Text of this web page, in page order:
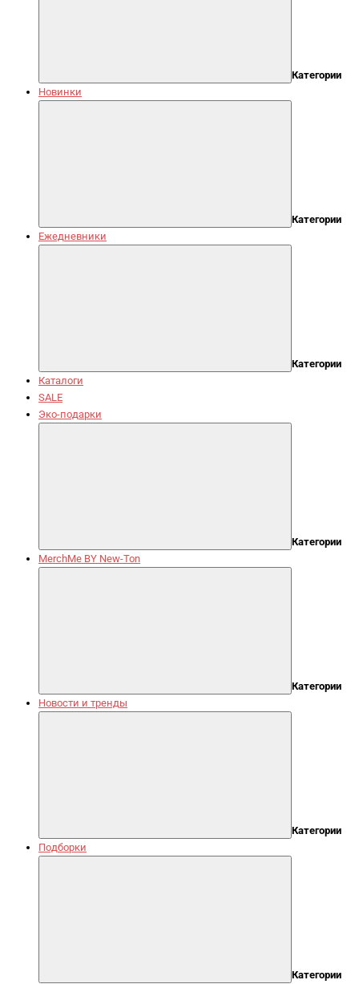
Категории
Новинки
Категории
Ежедневники
Категории
Каталоги
SALE
Эко-подарки
Категории
MerchMe BY New-Ton
Категории
Новости и тренды
Категории
Подборки
Категории